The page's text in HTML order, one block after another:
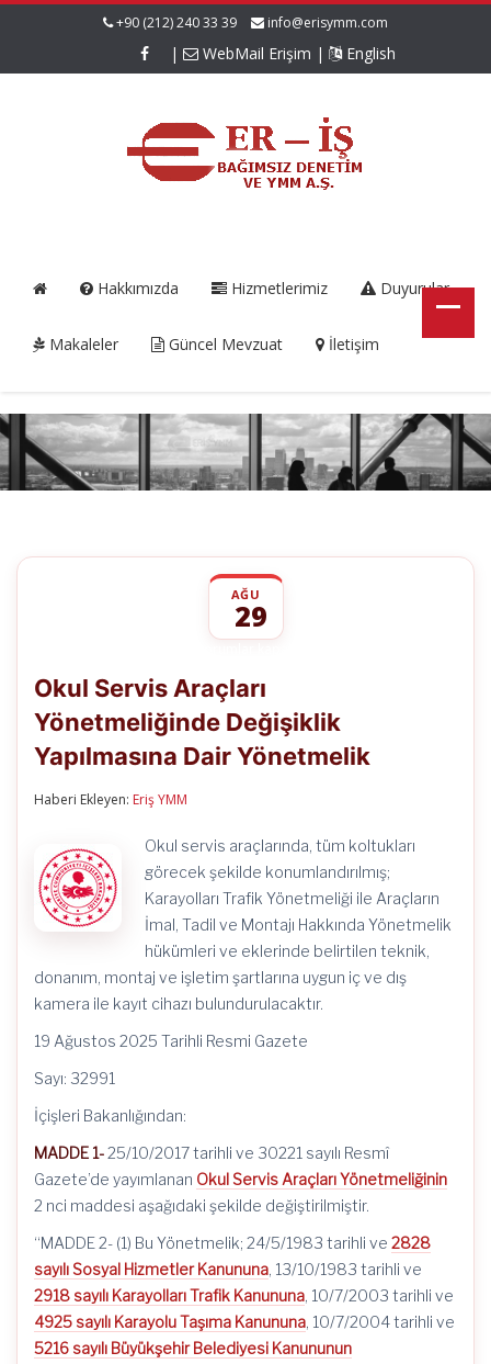
+90 (212) 240 33 39 info@erisymm.com
| WebMail Erişim | English
Hakkımızda Hizmetlerimiz Duyurular
Makaleler Güncel Mevzuat İletişim
AĞU
29
Araçları
Yönetmeliğinde
Değişiklik
Yapılmasına
Dair
Okul Servis Araçları
Yönetmeliğinde Değişiklik
Yapılmasına Dair Yönetmelik
Haberi Ekleyen: Eriş YMM
Okul servis araçlarında, tüm koltukları
görecek şekilde konumlandırılmış;
Karayolları Trafik Yönetmeliği ile Araçların
İmal, Tadil ve Montajı Hakkında Yönetmelik
hükümleri ve eklerinde belirtilen teknik,
donanım, montaj ve işletim şartlarına uygun iç ve dış
kamera ile kayıt cihazı bulundurulacaktır.
19 Ağustos 2025 Tarihli Resmi Gazete
Sayı: 32991
İçişleri Bakanlığından:
MADDE 1-25/10/2017 tarihli ve 30221 sayılı Resmî
Gazete’de yayımlanan Okul Servis Araçları Yönetmeliğinin
2 nci maddesi aşağıdaki şekilde değiştirilmiştir.
“MADDE 2- (1) Bu Yönetmelik; 24/5/1983 tarihli ve 2828
sayılı Sosyal Hizmetler Kanununa, 13/10/1983 tarihli ve
2918 sayılı Karayolları Trafik Kanununa, 10/7/2003 tarihli ve
4925 sayılı Karayolu Taşıma Kanununa, 10/7/2004 tarihli ve
5216 sayılı Büyükşehir Belediyesi Kanununun